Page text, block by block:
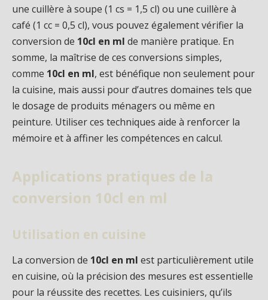
une cuillère à soupe (1 cs = 1,5 cl) ou une cuillère à
café (1 cc = 0,5 cl), vous pouvez également vérifier la
conversion de 10cl en ml de manière pratique. En
somme, la maîtrise de ces conversions simples,
comme 10cl en ml, est bénéfique non seulement pour
la cuisine, mais aussi pour d’autres domaines tels que
le dosage de produits ménagers ou même en
peinture. Utiliser ces techniques aide à renforcer la
mémoire et à affiner les compétences en calcul.
Applications pratiques de la
conversion 10cl en ml
Utilisation en cuisine
La conversion de 10cl en ml est particulièrement utile
en cuisine, où la précision des mesures est essentielle
pour la réussite des recettes. Les cuisiniers, qu’ils